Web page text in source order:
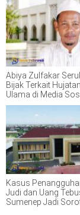
Abiya Zulfakar
Bijak Terkait
Ulama di Media
Kasus
Judi dan Uang
Sumenep Jadi